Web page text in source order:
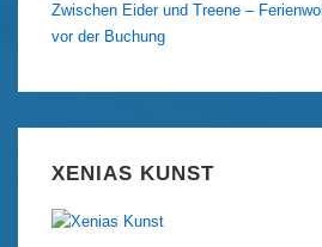
Zwischen Eider und Treene –
vor der Buchung
XENIAS KUNST